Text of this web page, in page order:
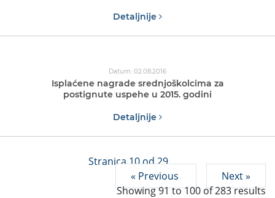
Detaljnije
Datum: 02.08.2016
Isplaćene nagrade srednjoškolcima za
postignute uspehe u 2015. godini
Detaljnije
Stranica 10 od 29
« Previous
Next »
Showing91to100 of283results